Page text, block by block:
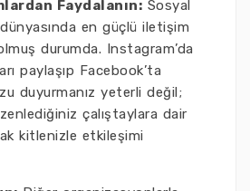
Faydalanın: Sosyal
en güçlü iletişim
durumda. Instagram’da
paylaşıp Facebook’ta
duyurmanız yeterli değil;
çalıştaylara dair
kitlenizle etkileşimi